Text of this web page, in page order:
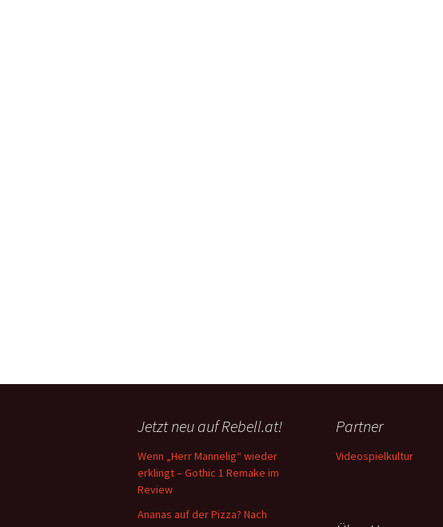
Jetzt neu auf Rebell.at!
Wenn „Herr Mannelig“ wieder
erklingt – Gothic 1 Remake im
Review
Ananas auf der Pizza? Nach
Partner
Videospielkultur